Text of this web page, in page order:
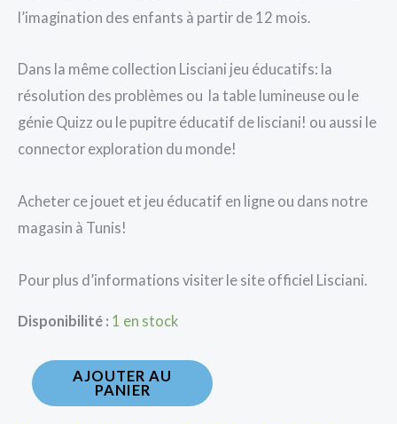
l’imagination des enfants à partir de 12 mois.
Dans la même collection Lisciani jeu éducatifs: la
résolution des problèmes ou la table lumineuse ou le
génie Quizz ou le pupitre éducatif de lisciani! ou aussi le
connector exploration du monde!
Acheter ce jouet et jeu éducatif en ligne ou dans notre
magasin à Tunis!
Pour plus d’informations visiter le site officiel Lisciani.
Disponibilité : 1 en stock
AJOUTER AU
PANIER